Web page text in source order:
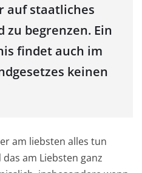
auf staatliches
zu begrenzen. Ein
findet auch im
keinen
am liebsten alles tun
am Liebsten ganz